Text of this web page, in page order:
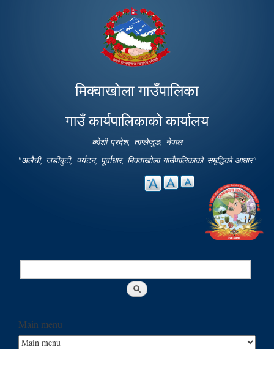
main
content
मिक्वाखोला गाउँपालिका
गाउँ कार्यपालिकाको कार्यालय
कोशी प्रदेश, ताप्लेजुङ, नेपाल
"अलैची, जडीबुटी, पर्यटन, पूर्वाधार, मिक्वाखोला गाउँपालिकाको समृद्धिको आधार"
Search
Main menu